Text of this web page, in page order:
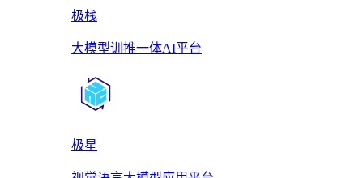
极栈
大模型训推一体AI平台
极星